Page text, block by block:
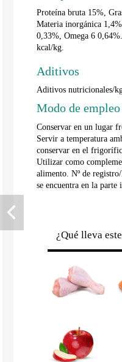
Proteína bruta 15%,
Materia inorgánica
0,33%, Omega 6
kcal/kg.
Aditivos
Aditivos nutricionales/
Modo de empleo
Conservar en un lugar
Servir a temperatura
conservar en el
Utilizar como
alimento. Nº de
se encuentra en la parte
¿Qué lleva